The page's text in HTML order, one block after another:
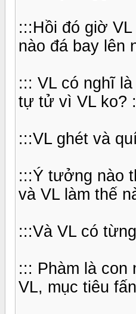
:::Hồi đó giờ
nào đá bay lên
::: VL có nghĩ
tự tử vì VL ko?
:::VL ghét và
:::Ý tưởng nào
và VL làm thế
:::Và VL có
::: Phàm là
VL, mục tiêu